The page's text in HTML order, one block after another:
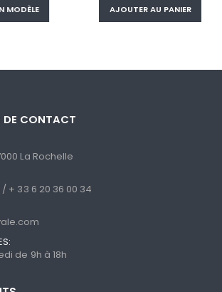
AJOUTER AU PANIER
DE CONTACT
La Rochelle
+ 33 6 20 36 00 34
de 9h à 18h